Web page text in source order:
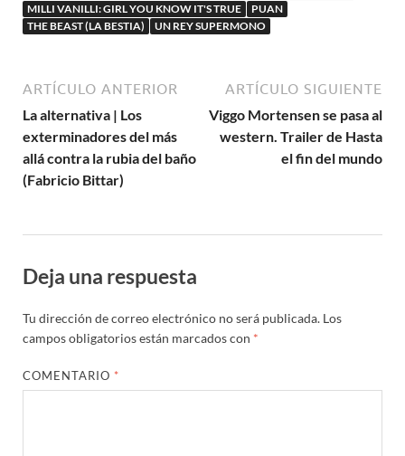
MILLI VANILLI: GIRL YOU KNOW IT'S TRUE
PUAN
THE BEAST (LA BESTIA)
UN REY SUPERMONO
ARTÍCULO ANTERIOR
La alternativa | Los
exterminadores del más
allá contra la rubia del baño
(Fabricio Bittar)
ARTÍCULO SIGUIENTE
Viggo Mortensen se pasa al
western. Trailer de Hasta
el fin del mundo
Deja una respuesta
Tu dirección de correo electrónico no será publicada. Los
campos obligatorios están marcados con *
COMENTARIO *